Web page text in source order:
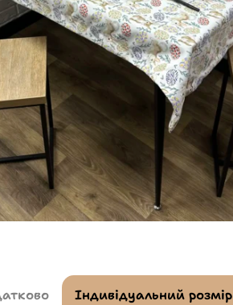
Індивідуальний розмір